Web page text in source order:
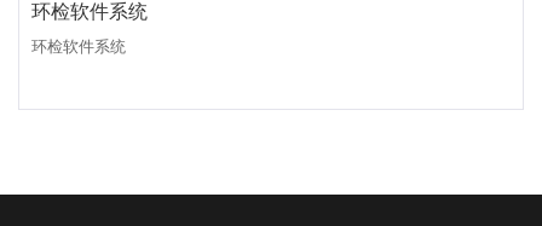
环检软件系统
环检软件系统